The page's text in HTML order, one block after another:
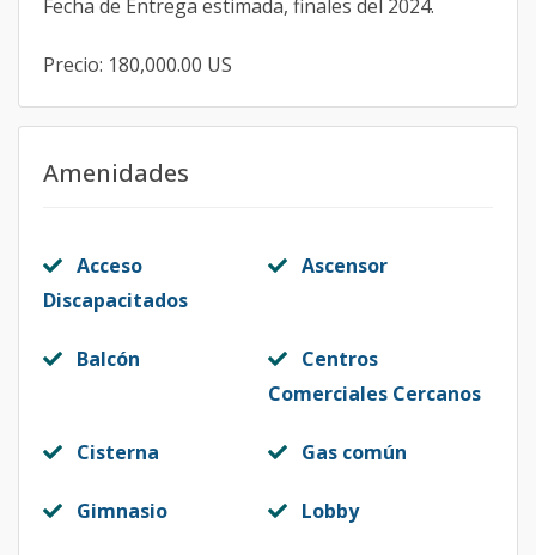
Fecha de Entrega estimada, finales del 2024.
Precio: 180,000.00 US
Amenidades
Acceso
Discapacitados
Ascensor
Balcón
Centros
Comerciales Cercanos
Cisterna Gas común
Gimnasio Lobby